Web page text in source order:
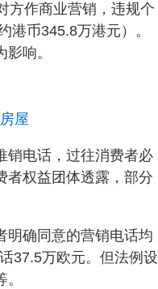
方作商业营销，违规个
港币345.8万港元）。
响。
屋
销电话，过往消费者必
者权益团体透露，部分
明确同意的营销电话均
37.5万欧元。但法例设